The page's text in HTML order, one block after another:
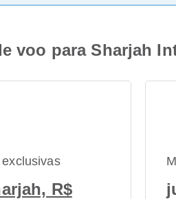
voo para Sharjah
R$